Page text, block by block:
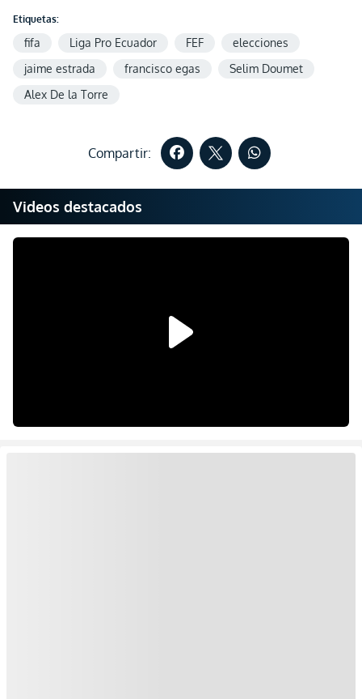
Etiquetas:
fifa Liga Pro Ecuador FEF
elecciones
jaime estrada
francisco egas
Selim Doumet
Alex De la Torre
Compartir:
Videos destacados